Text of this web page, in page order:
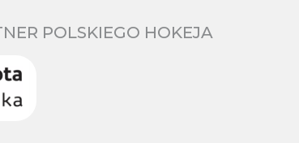
POLSKIEGO HOKEJA